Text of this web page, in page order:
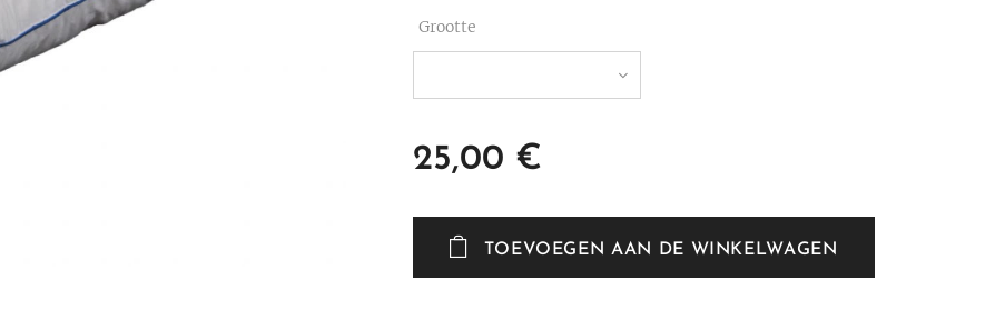
Grootte
25,00 €
TOEVOEGEN AAN DE WINKELWAGEN